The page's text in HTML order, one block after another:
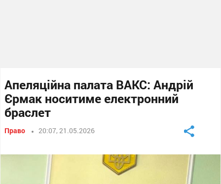
Апеляційна палата ВАКС: Андрій
Єрмак носитиме електронний
браслет
Право 20:07, 21.05.2026